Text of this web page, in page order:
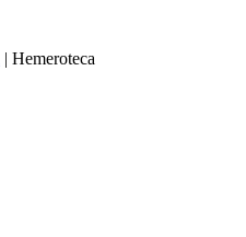
| Hemeroteca